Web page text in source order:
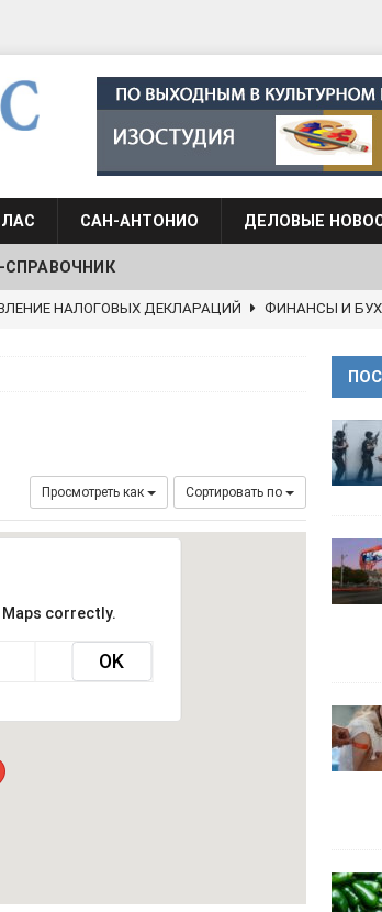
САН-АНТОНИО ДЕЛОВЫЕ
СПРАВОЧНИК
НАЛОГОВЫХ ДЕКЛАРАЦИЙ ФИНАНСЫ И
языка при культурном центре “Наш Техас”
Dance ТАНЦЕВАЛЬНЫЕ СТУДИИ
Fencing Academy ШКОЛЫ И ДЕТСКИЕ САДЫ
Просмотреть как Сортировать по
Maps correctly.
OK